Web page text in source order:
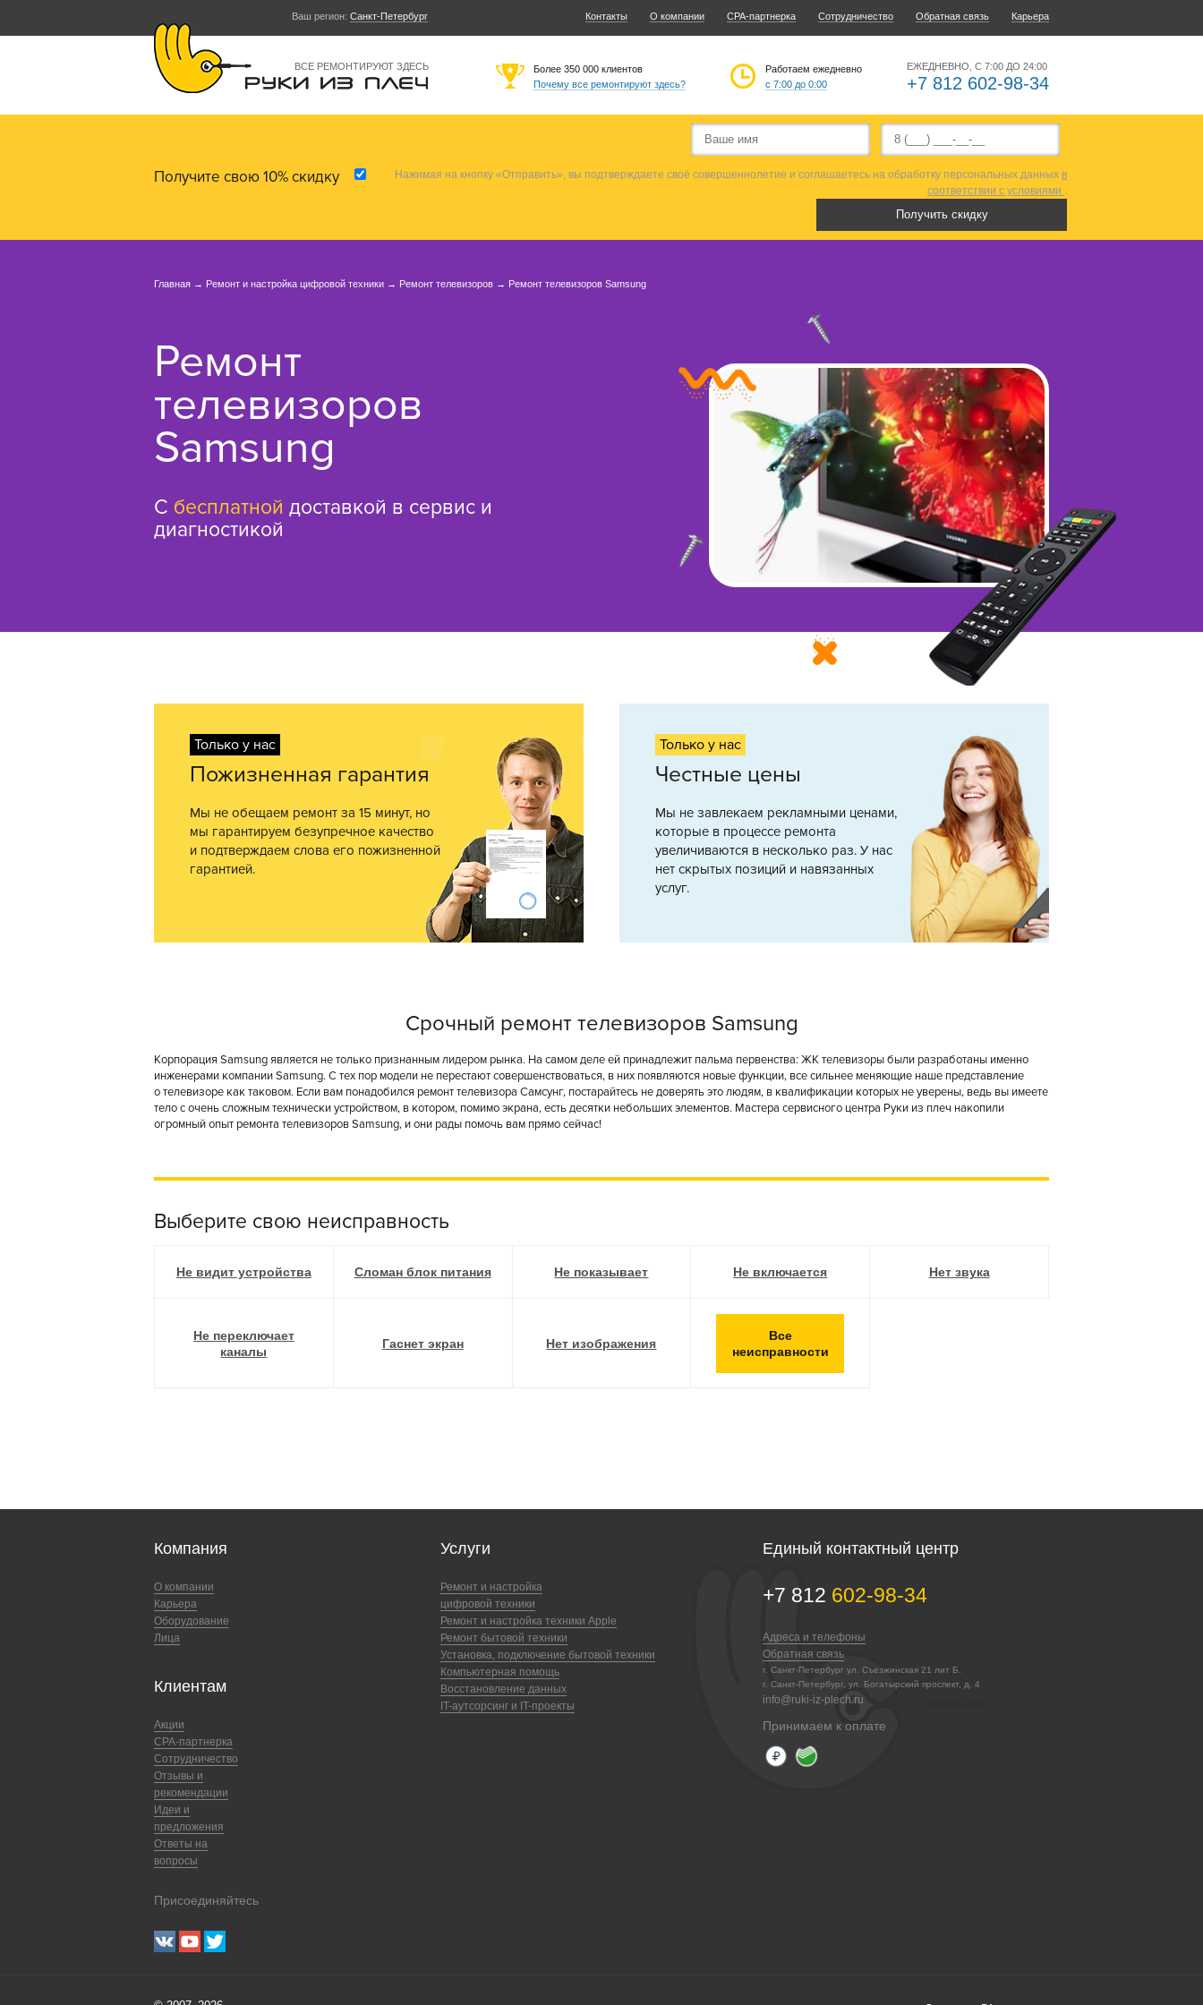
Ваш регион: Санкт-Петербург Контакты О компании CPA-партнерка Сотрудничество Обратная связь Карьера
ВСЕ РЕМОНТИРУЮТ ЗДЕСЬ ЕЖЕДНЕВНО, С 7:00 ДО 24:00
+7 812 602-98-34
Работаем ежедневно
с 7:00 до 0:00
Более 350 000 клиентов
Почему все ремонтируют здесь?
Получите свою 10% скидку Нажимая на кнопку «Отправить», вы подтверждаете своё совершеннолетие и соглашаетесь на обработку персональных данных в
соответствии с условиями .
Главная → Ремонт и настройка цифровой техники → Ремонт телевизоров → Ремонт телевизоров Samsung
Ремонт
телевизоров
Samsung
С бесплатной доставкой в сервис и
диагностикой
Только у нас
Пожизненная гарантия
Мы не обещаем ремонт за 15 минут, но
мы гарантируем безупречное качество
и подтверждаем слова его пожизненной
гарантией.
Только у нас
Честные цены
Мы не завлекаем рекламными ценами,
которые в процессе ремонта
увеличиваются в несколько раз. У нас
нет скрытых позиций и навязанных
услуг.
Срочный ремонт телевизоров Samsung
Корпорация Samsung является не только признанным лидером рынка. На самом деле ей принадлежит пальма первенства: ЖК телевизоры были разработаны именно
инженерами компании Samsung. С тех пор модели не перестают совершенствоваться, в них появляются новые функции, все сильнее меняющие наше представление
о телевизоре как таковом. Если вам понадобился ремонт телевизора Самсунг, постарайтесь не доверять это людям, в квалификации которых не уверены, ведь вы имеете
тело с очень сложным технически устройством, в котором, помимо экрана, есть десятки небольших элементов. Мастера сервисного центра Руки из плеч накопили
огромный опыт ремонта телевизоров Samsung, и они рады помочь вам прямо сейчас!
Выберите свою неисправность
Не видит устройства Сломан блок питания Не показывает Не включается Нет звука
Не переключает
каналы
Гаснет экран Нет изображения
Все
неисправности
Компания
О компании
Карьера
Оборудование
Лица
Клиентам
Акции
CPA-партнерка
Сотрудничество
Отзывы и
рекомендации
Идеи и
предложения
Ответы на
вопросы
Присоединяйтесь
Услуги
Ремонт и настройка
цифровой техники
Ремонт и настройка техники Apple
Ремонт бытовой техники
Установка, подключение бытовой техники
Компьютерная помощь
Восстановление данных
IT-аутсорсинг и IT-проекты
Единый контактный центр
+7 812 602-98-34
Адреса и телефоны
Обратная связь
г. Санкт-Петербург ул. Съезжинская 21 лит Б.
г. Санкт-Петербург, ул. Богатырский проспект, д. 4
info@ruki-iz-plech.ru
Принимаем к оплате